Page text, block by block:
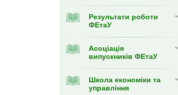
Результати роботи
ФЕтаУ
Асоціація
випускників ФЕтаУ
Школа економіки та
управління